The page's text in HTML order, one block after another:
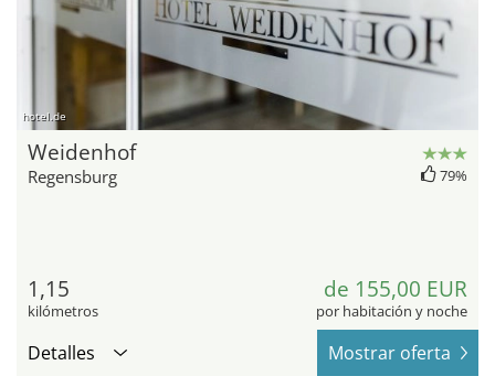
hotel.de
Weidenhof
Regensburg 79%
1,15
kilómetros
de 155,00 EUR
por habitación y noche
Detalles Mostrar oferta